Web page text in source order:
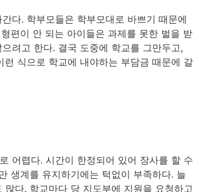
다. 학부모들은 학부모대로 바쁘기 때문에
편이 안 되는 아이들은 과제를 못한 벌을 받
려고 한다. 결국 도중에 학교를 그만두고,
식으로 학교에 내야하는 부담금 때문에 갈
어렵다. 시간이 한정되어 있어 장사를 할 수
생계를 유지하기에는 턱없이 부족하다. 늘
다. 학교마다 당 지도부에 지원을 요청하고